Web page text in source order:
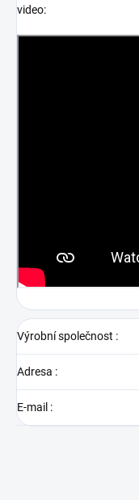
video:
Výrobní společnost :
Adresa :
E-mail :